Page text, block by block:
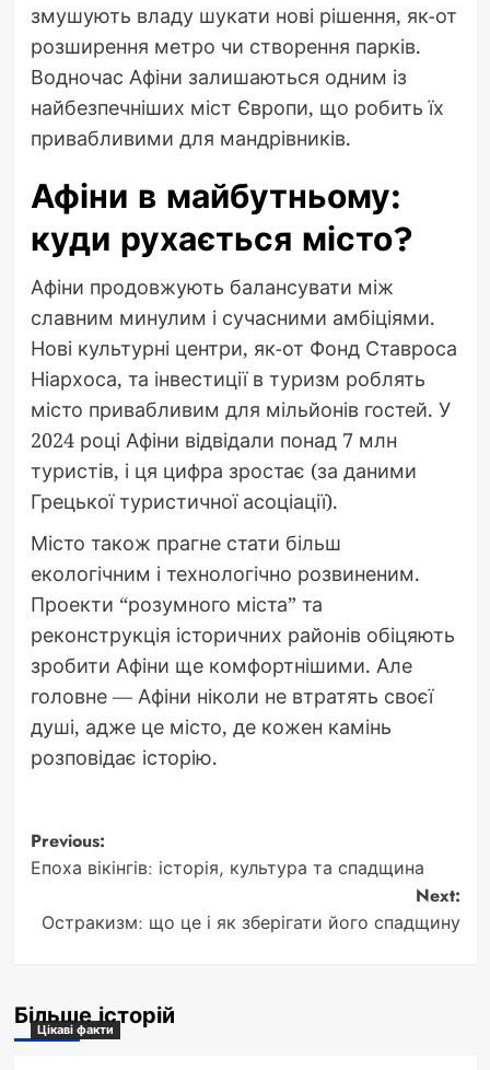
змушують владу шукати нові рішення, як-от
розширення метро чи створення парків.
Водночас Афіни залишаються одним із
найбезпечніших міст Європи, що робить їх
привабливими для мандрівників.
Афіни в майбутньому:
куди рухається місто?
Афіни продовжують балансувати між
славним минулим і сучасними амбіціями.
Нові культурні центри, як-от Фонд Ставроса
Ніархоса, та інвестиції в туризм роблять
місто привабливим для мільйонів гостей. У
2024 році Афіни відвідали понад 7 млн
туристів, і ця цифра зростає (за даними
Грецької туристичної асоціації).
Місто також прагне стати більш
екологічним і технологічно розвиненим.
Проекти “розумного міста” та
реконструкція історичних районів обіцяють
зробити Афіни ще комфортнішими. Але
головне — Афіни ніколи не втратять своєї
душі, адже це місто, де кожен камінь
розповідає історію.
Post
navigation
Previous:
Епоха вікінгів: історія, культура та спадщина
Next:
Остракизм: що це і як зберігати його спадщину
Більше історій
Цікаві факти